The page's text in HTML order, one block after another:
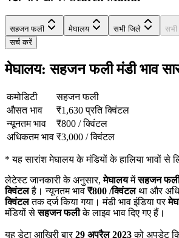
सहजन फली मेघालय सभी जिले
सभी
सर्च करें
मेघालय: सहजन फली मंडी भाव
कमोडिटी
सहजन फली
औसत भाव
₹1,630 प्रति क्विंटल
न्यूनतम भाव
₹800 /क्विंटल
अधिकतम भाव ₹3,000 /क्विंटल
*यह सारांश मेघालय के मंडियों के हालिया भावों से
लेटेस्ट जानकारी के अनुसार,मेघालयमेंसहजन
क्विंटलहै। न्यूनतम भाव ₹800 /क्विंटलथा और
क्विंटलतक दर्ज किया गया। मंडी भाव इंडिया पर
मंडियों सेसहजन फलीके लाइव भाव दिए गए हैं।
यह डेटा आखिरी बार29 अप्रैल 2023को अपडेट